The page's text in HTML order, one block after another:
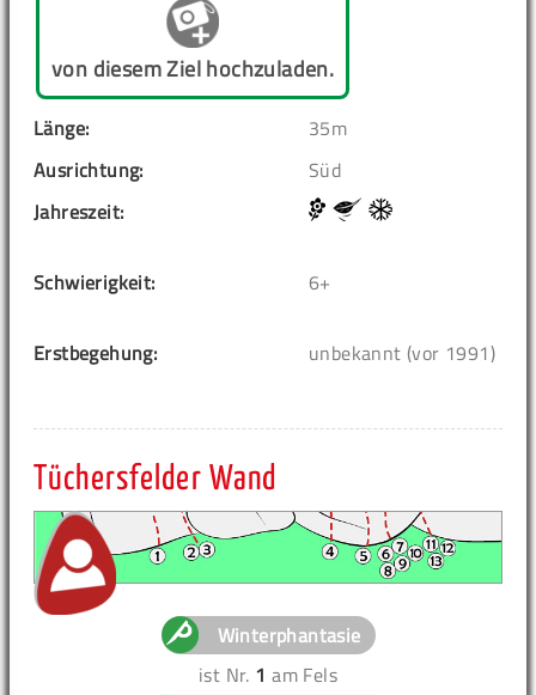
von diesem Ziel hochzuladen.
Länge:
35m
Ausrichtung:
Süd
Jahreszeit:
Schwierigkeit: 6+
Erstbegehung: unbekannt (vor 1991)
Tüchersfelder Wand
Winterphantasie
ist Nr. 1 am Fels